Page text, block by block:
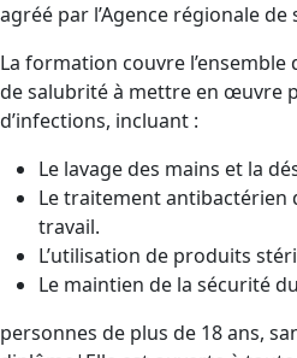
agréé par l’Agence régionale de
La formation couvre l’ensemble
de salubrité à mettre en œuvre
d’infections, incluant :
Le lavage des mains et la
Le traitement antibactérien
travail.
L’utilisation de produits
Le maintien de la sécurité
personnes de plus de 18 ans,